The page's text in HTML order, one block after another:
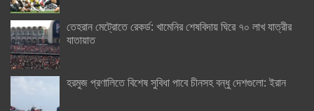
তেহরান মেট্রোতে রেকর্ড: খামেনির শেষবিদায় ঘিরে ৭০ লাখ যাত্রীর
যাতায়াত
হরমুজ প্রণালিতে বিশেষ সুবিধা পাবে চীনসহ বন্ধু দেশগুলো: ইরান